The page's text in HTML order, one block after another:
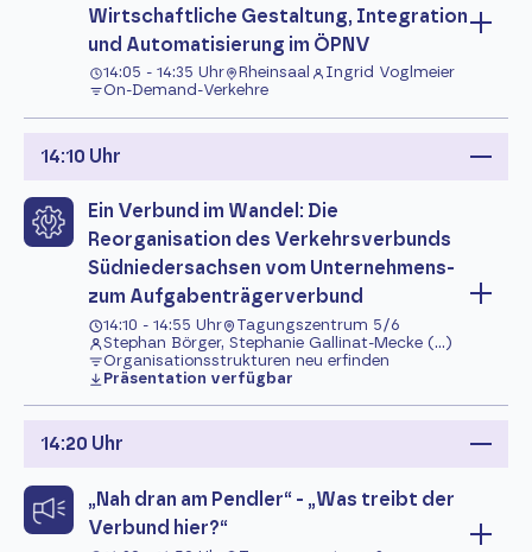
Wirtschaftliche Gestaltung, Integration
und Automatisierung im ÖPNV
14:05 - 14:35 Uhr Rheinsaal
Ingrid Voglmeier
On-Demand-Verkehre
14:10 Uhr
Ein Verbund im Wandel: Die
Reorganisation des Verkehrsverbunds
Südniedersachsen vom Unternehmens-
zum Aufgabenträgerverbund
14:10 - 14:55 Uhr
Tagungszentrum 5/6
Stephan Börger, Stephanie Gallinat-Mecke (...)
Organisationsstrukturen neu erfinden
Präsentation verfügbar
14:20 Uhr
„Nah dran am Pendler“ - „Was treibt der
Verbund hier?“